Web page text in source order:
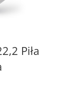
Piła